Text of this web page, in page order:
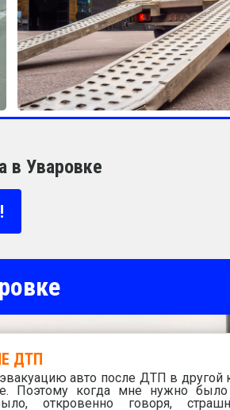
в Уваровке
ДТП
авто после ДТП в другой
Поэтому когда мне нужно было
откровенно говоря,